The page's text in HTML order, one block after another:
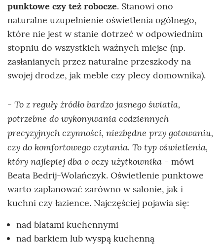
punktowe czy też robocze. Stanowi ono
naturalne uzupełnienie oświetlenia ogólnego,
które nie jest w stanie dotrzeć w odpowiednim
stopniu do wszystkich ważnych miejsc (np.
zasłanianych przez naturalne przeszkody na
swojej drodze, jak meble czy plecy domownika).
- To z reguły źródło bardzo jasnego światła,
potrzebne do wykonywania codziennych
precyzyjnych czynności, niezbędne przy gotowaniu,
czy do komfortowego czytania. To typ oświetlenia,
który najlepiej dba o oczy użytkownika - mówi
Beata Bedrij-Wolańczyk. Oświetlenie punktowe
warto zaplanować zarówno w salonie, jak i
kuchni czy łazience. Najczęściej pojawia się:
nad blatami kuchennymi
nad barkiem lub wyspą kuchenną